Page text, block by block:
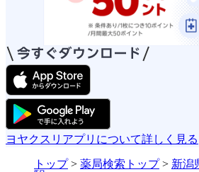
ヨヤクスリアプリについて詳しく見る
トップ> 薬局検索トップ> 新潟